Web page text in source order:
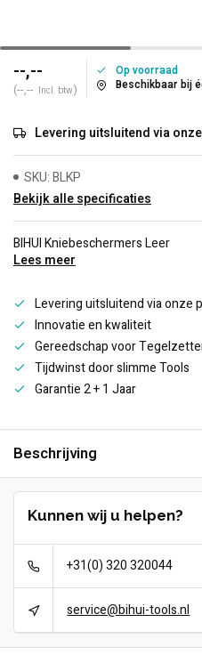
--,--
(--,-- Incl. btw)
Op voorraad
Beschikbaar bij
Levering uitsluitend via
SKU: BLKP
Bekijk alle specificaties
BIHUI Kniebeschermers Leer
Lees meer
Levering uitsluitend via onze
Innovatie en kwaliteit
Gereedschap voor
Tijdwinst door slimme Tools
Garantie 2 + 1 Jaar
Beschrijving
Kunnen wij u helpen?
+31(0) 320 320044
service@bihui-tools.nl